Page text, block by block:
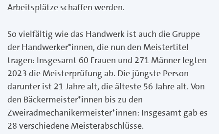
Arbeitsplätze schaffen werden.
So vielfältig wie das Handwerk ist auch die Gruppe
der Handwerker*innen, die nun den Meistertitel
tragen: Insgesamt 60 Frauen und 271 Männer legten
2023 die Meisterprüfung ab. Die jüngste Person
darunter ist 21 Jahre alt, die älteste 56 Jahre alt. Von
den Bäckermeister*innen bis zu den
Zweiradmechanikermeister*innen: Insgesamt gab es
28 verschiedene Meisterabschlüsse.